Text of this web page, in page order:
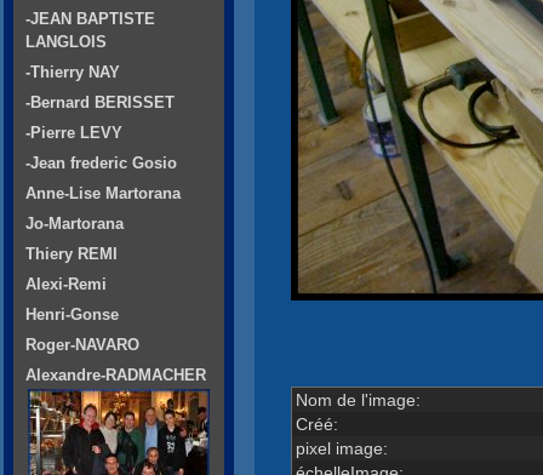
Nom de l'image:
Créé:
pixel image:
-JEAN BAPTISTE
LANGLOIS
-Thierry NAY
-Bernard BERISSET
-Pierre LEVY
-Jean frederic Gosio
Anne-Lise Martorana
Jo-Martorana
Thiery REMI
Alexi-Remi
Henri-Gonse
Roger-NAVARO
Alexandre-RADMACHER